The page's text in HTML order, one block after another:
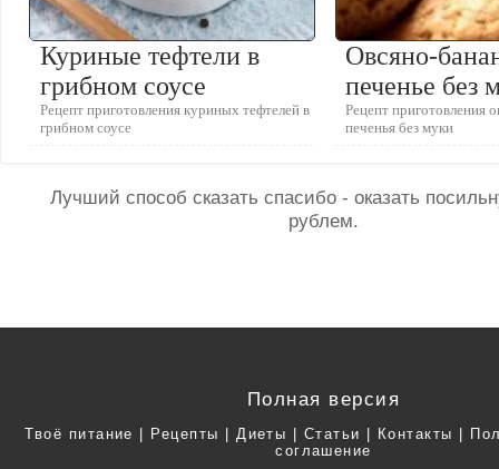
Куриные тефтели в
грибном соусе
Рецепт приготовления куриных тефтелей в
грибном соусе
Овсяно-
печенье без
Рецепт приготовления
печенья без муки
Лучший способ сказать спасибо - оказать
рублем.
Полная версия
Твоё питание Рецепты |Диеты Статьи Контакты
соглашение